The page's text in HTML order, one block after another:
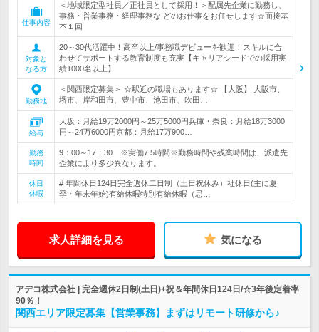
仕事内容
＜地域限定型社員／正社員として採用！＞配属先企業に勤務し、
事務・営業事務・経理事務な どのお仕事をお任せします☆面接基
本１回
対象と
なる方
20～30代活躍中！高卒以上/事務職デビューを歓迎！スキルに合
わせてサポートする教育制度も充実【キャリアシードでの採用実
績1000名以上】
勤務地
＜関西限定募集＞ ☆駅近の職場もあります☆ 【大阪】 大阪市、
堺市、岸和田市、豊中市、池田市、吹田…
給与
大坂：月給19万2000円～25万5000円兵庫・奈良：月給18万3000
円～24万6000円京都：月給17万900…
勤務
時間
9：00～17：30 ※実働7.5時間※勤務時間や残業時間は、派遣先
企業により多少異なります。
休日
休暇
# 年間休日124日完全週休二日制（土日祝休み）社休日(主に夏
季・年末年始)有給休暇特別有給休暇（忌…
求人詳細を見る 気になる
アデコ株式会社 | 完全週休2日制(土日)+祝＆年間休日124日/☆3年後定着率
90％！
関西エリア限定募集【営業事務】まずはリモート研修から♪